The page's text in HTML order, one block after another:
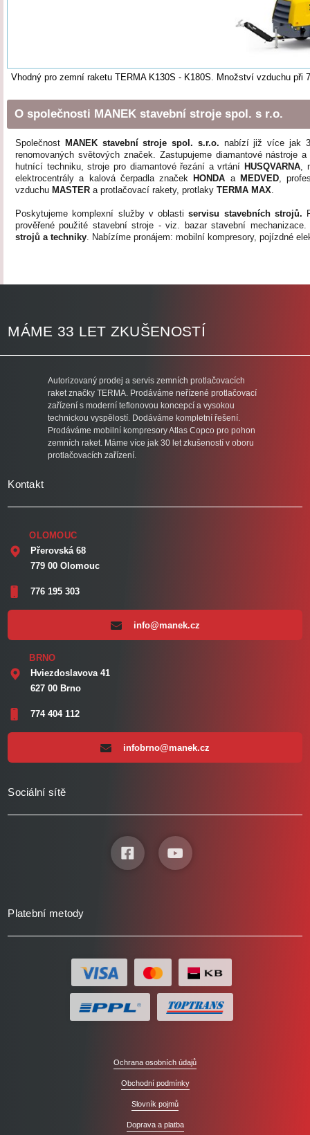
Vhodný pro zemní raketu TERMA K130S - K180S. Množství vzduchu při
O společnosti MANEK stavební stroje spol. s r.o.
Společnost MANEK stavební stroje spol. s.r.o. nabízí již více jak
renomovaných světových značek. Zastupujeme diamantové nástroje a
hutnící techniku, stroje pro diamantové řezání a vrtání HUSQVARNA,
elektrocentrály a kalová čerpadla značek HONDA a MEDVED,
vzduchu MASTER a protlačovací rakety, protlaky TERMA MAX.
Poskytujeme komplexní služby v oblasti servisu stavebních strojů.
prověřené použité stavební stroje - viz. bazar stavební
strojů a techniky. Nabízíme pronájem: mobilní kompresory, pojízdné
MÁME 33 LET ZKUŠENOSTÍ
Autorizovaný prodej a servis zemních protlačovacích
raket značky TERMA. Prodáváme neřízené protlačovací
zařízení s moderní teflonovou koncepcí a vysokou
technickou vyspělostí. Dodáváme kompletní řešení.
Prodáváme mobilní kompresory Atlas Copco pro pohon
zemních raket. Máme více jak 30 let zkušeností v oboru
protlačovacích zařízení.
Kontakt
OLOMOUC
Přerovská 68
779 00 Olomouc
776 195 303
info@manek.cz
BRNO
Hviezdoslavova 41
627 00 Brno
774 404 112
infobrno@manek.cz
Sociální sítě
Platební metody
Ochrana osobních údajů
Obchodní podmínky
Slovník pojmů
Doprava a platba